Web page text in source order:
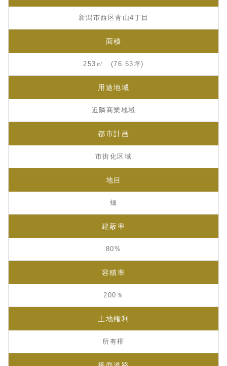
新潟市西区青山4丁目
面積
253㎡ (76.53坪)
用途地域
近隣商業地域
都市計画
市街化区域
地目
畑
建蔽率
80%
容積率
200％
土地権利
所有権